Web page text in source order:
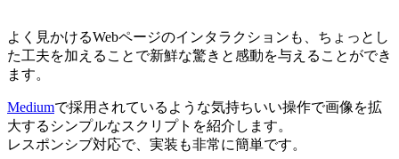
よく見かけるWebページのインタラクションも、ちょっとし
た工夫を加えることで新鮮な驚きと感動を与えることができ
ます。
Mediumで採用されているような気持ちいい操作で画像を拡
大するシンプルなスクリプトを紹介します。
レスポンシブ対応で、実装も非常に簡単です。